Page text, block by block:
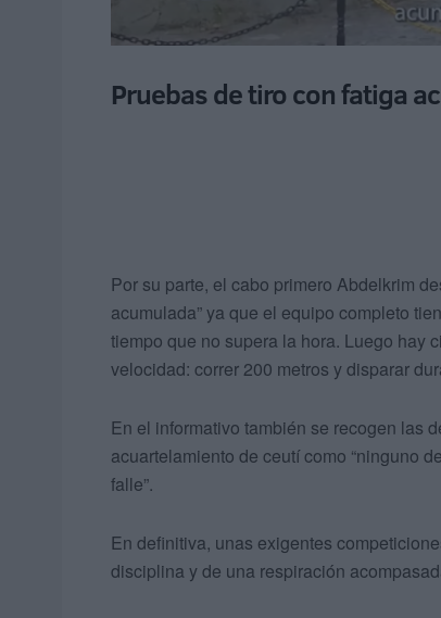
Pruebas de tiro con fatiga
Por su parte, el cabo primero Abdelkrim
acumulada” ya que el equipo completo
tiempo que no supera la hora. Luego hay
velocidad: correr 200 metros y disparar
En el informativo también se recogen las
acuartelamiento de ceutí como “ninguno
falle”.
En definitiva, unas exigentes
disciplina y de una respiración